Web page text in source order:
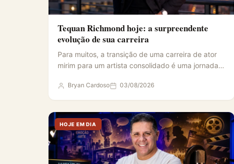
Tequan Richmond hoje: a surpreendente
evolução de sua carreira
Para muitos, a transição de uma carreira de ator
mirim para um artista consolidado é uma jornada
Bryan Cardoso 03/08/2026
HOJE EM DIA